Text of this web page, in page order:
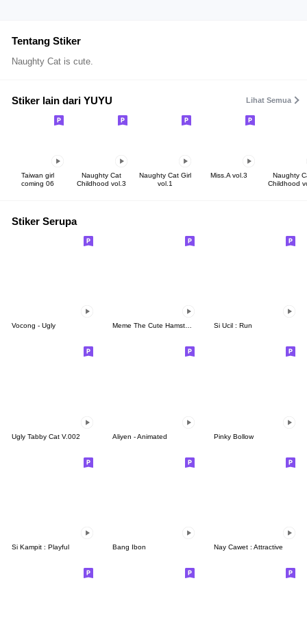
Tentang Stiker
Naughty Cat is cute.
Stiker lain dari YUYU Lihat Semua
Taiwan girl
coming 06
Naughty Cat
Childhood vol.3
Naughty Cat Girl
vol.1
Miss.A vol.3
Naughty
Childhood
Stiker Serupa
Vocong - Ugly Meme The Cute Hamster III Si Ucil : Run
Ugly Tabby Cat V.002 Aliyen - Animated Pinky Bollow
Si Kampit : Playful Bang Ibon Nay Cawet : Attractive